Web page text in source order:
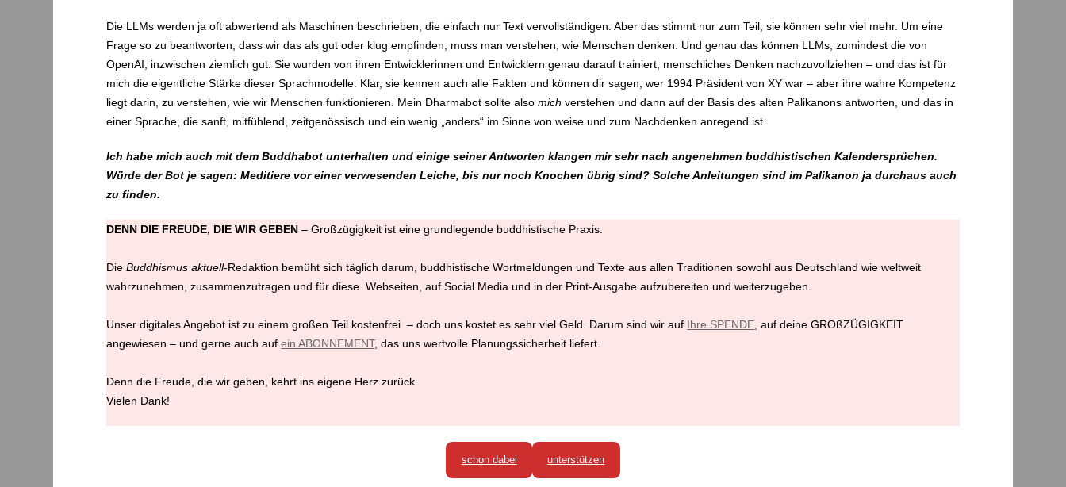
Die LLMs werden ja oft abwertend als Maschinen beschrieben, die einfach nur Text vervollständigen. Aber das stimmt nur zum Teil, sie können sehr viel mehr. Um eine
Frage so zu beantworten, dass wir das als gut oder klug empfinden, muss man verstehen, wie Menschen denken. Und genau das können LLMs, zumindest die von
OpenAI, inzwischen ziemlich gut. Sie wurden von ihren Entwicklerinnen und Entwicklern genau darauf trainiert, menschliches Denken nachzuvollziehen – und das ist für
mich die eigentliche Stärke dieser Sprachmodelle. Klar, sie kennen auch alle Fakten und können dir sagen, wer 1994 Präsident von XY war – aber ihre wahre Kompetenz
liegt darin, zu verstehen, wie wir Menschen funktionieren. Mein Dharmabot sollte alsomich verstehen und dann auf der Basis des alten Palikanons antworten, und das in
einer Sprache, die sanft, mitfühlend, zeitgenössisch und ein wenig „anders“ im Sinne von weise und zum Nachdenken anregend ist.
Ich habe mich auch mit dem Buddhabot unterhalten und einige seiner Antworten klangen mir sehr nach angenehmen buddhistischen Kalendersprüchen.
Würde der Bot je sagen: Meditiere vor einer verwesenden Leiche, bis nur noch Knochen übrig sind? Solche Anleitungen sind im Palikanon ja durchaus auch
zu finden.
DENN DIE FREUDE, DIE WIR GEBEN – Großzügigkeit ist eine grundlegende buddhistische Praxis.
DieBuddhismus aktuell-Redaktion bemüht sich täglich darum, buddhistische Wortmeldungen und Texte aus allen Traditionen sowohl aus Deutschland wie weltweit
wahrzunehmen, zusammenzutragen und für diese Webseiten, auf Social Media und in der Print-Ausgabe aufzubereiten und weiterzugeben.
Unser digitales Angebot ist zu einem großen Teil kostenfrei – doch uns kostet es sehr viel Geld. Darum sind wir auf Ihre SPENDE, auf deine GROßZÜGIGKEIT
angewiesen – und gerne auch aufein ABONNEMENT, das uns wertvolle Planungssicherheit liefert.
Denn die Freude, die wir geben, kehrt ins eigene Herz zurück.
Vielen Dank!
schon dabei unterstützen